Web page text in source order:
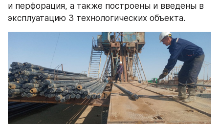
и перфорация, а также построены и введены в
эксплуатацию 3 технологических объекта.